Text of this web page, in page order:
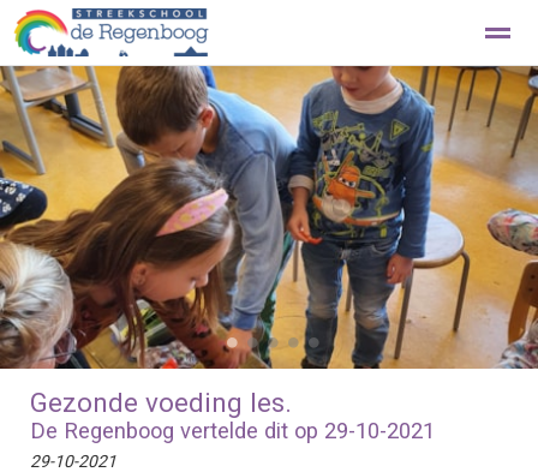
Beleef de Regenboog met een rondleiding Contact
Home Foto's Zoeken Nieuws
● ● ● ● ●
Gezonde voeding les.
De Regenboog vertelde dit op 29-10-2021
29-10-2021